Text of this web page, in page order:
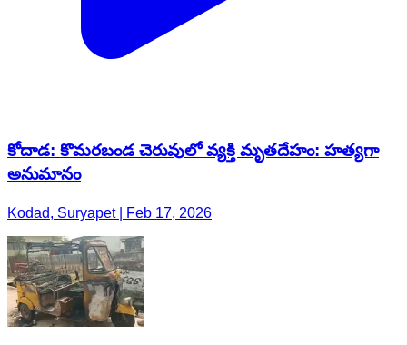
కోదాడ: కొమరబండ చెరువులో వ్యక్తి మృతదేహం: హత్యగా
అనుమానం
Kodad, Suryapet | Feb 17, 2026